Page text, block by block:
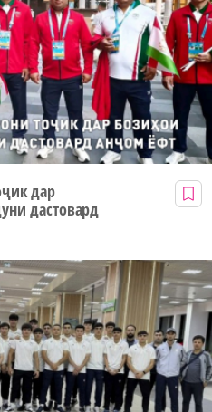
дар
дастовард